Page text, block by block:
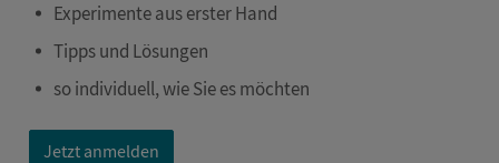
Experimente aus erster Hand
Tipps und Lösungen
so individuell, wie Sie es möchten
Jetzt anmelden